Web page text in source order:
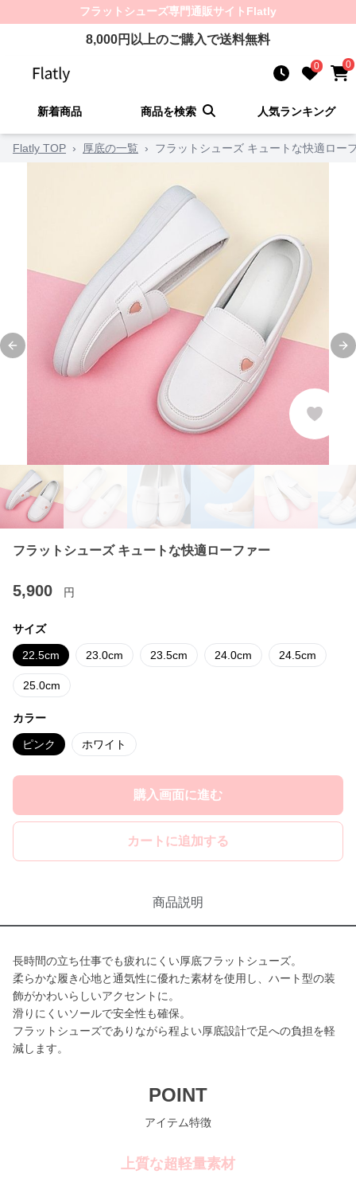
フラットシューズ専門通販サイト Flatly
8,000円以上のご購入で送料無料
0 0
新着商品 商品を検索 人気ランキング
Flatly TOP › 厚底の一覧 › フラットシューズ キュートな快適ロー
Previous slide
フラットシューズ キュートな快適ローファー
5,900 円
サイズ
22.5cm 23.0cm 23.5cm 24.0cm 24.5cm
25.0cm
カラー
ピンク ホワイト
購入画面に進む
カートに追加する
商品説明
長時間の立ち仕事でも疲れにくい厚底フラットシューズ。
柔らかな履き心地と通気性に優れた素材を使用し、ハート型の装
飾がかわいらしいアクセントに。
滑りにくいソールで安全性も確保。
フラットシューズでありながら程よい厚底設計で足への負担を軽
減します。
POINT
アイテム特徴
上質な超軽量素材